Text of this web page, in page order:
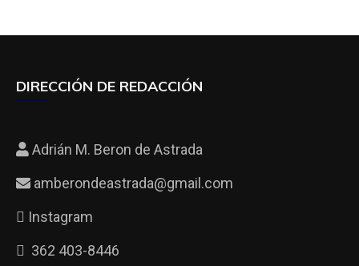
DIRECCIÓN DE REDACCIÓN
Adrián M. Beron de Astrada
amberondeastrada@gmail.com
Instagram
362 403-8446